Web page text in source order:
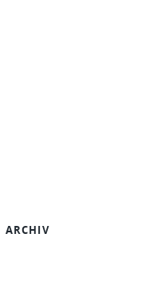
ARCHIV